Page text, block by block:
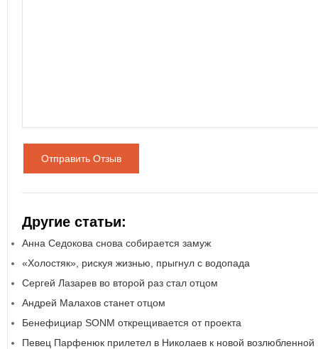
Отправить Отзыв
Другие статьи:
Анна Седокова снова собирается замуж
«Холостяк», рискуя жизнью, прыгнул с водопада
Сергей Лазарев во второй раз стал отцом
Андрей Малахов станет отцом
Бенефициар SONM открещивается от проекта
Певец Парфенюк прилетел в Николаев к новой возлюбленной